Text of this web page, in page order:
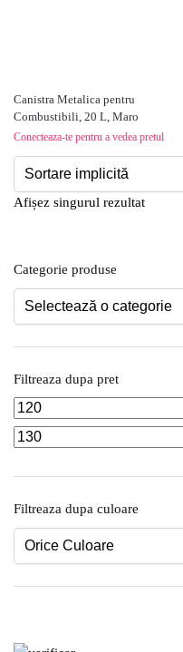
Canistra Metalica pentru
Combustibili, 20 L, Maro
Conecteaza-te pentru a vedea pretul
Afișez singurul rezultat
Categorie produse
Filtreaza dupa pret
Filtreaza dupa culoare